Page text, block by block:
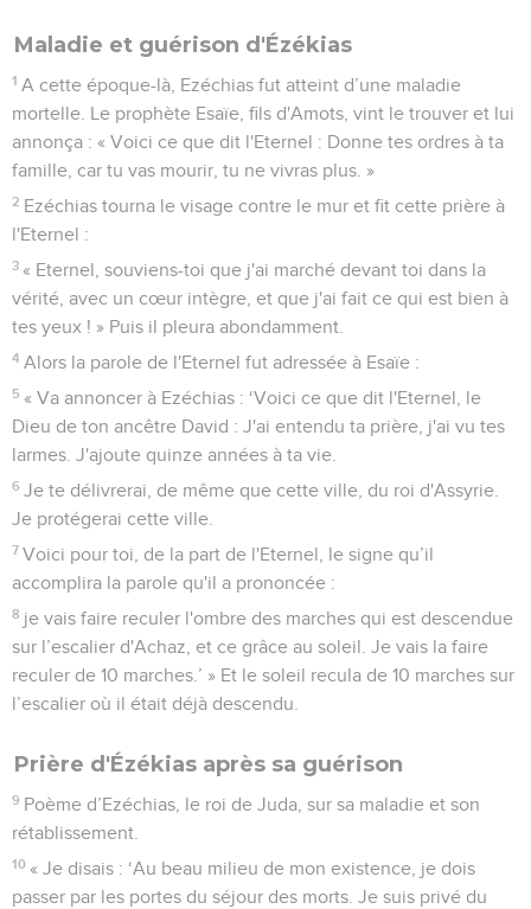
Maladie et guérison d'Ézékias
1 A cette époque-là, Ezéchias fut atteint d’une maladie
mortelle. Le prophète Esaïe, fils d'Amots, vint le trouver et lui
annonça : « Voici ce que dit l'Eternel : Donne tes ordres à ta
famille, car tu vas mourir, tu ne vivras plus. »
2 Ezéchias tourna le visage contre le mur et fit cette prière à
l'Eternel :
3 « Eternel, souviens-toi que j'ai marché devant toi dans la
vérité, avec un cœur intègre, et que j'ai fait ce qui est bien à
tes yeux ! » Puis il pleura abondamment.
4 Alors la parole de l'Eternel fut adressée à Esaïe :
5 « Va annoncer à Ezéchias : ‘Voici ce que dit l'Eternel, le
Dieu de ton ancêtre David : J'ai entendu ta prière, j'ai vu tes
larmes. J'ajoute quinze années à ta vie.
6 Je te délivrerai, de même que cette ville, du roi d'Assyrie.
Je protégerai cette ville.
7 Voici pour toi, de la part de l'Eternel, le signe qu’il
accomplira la parole qu'il a prononcée :
8 je vais faire reculer l'ombre des marches qui est descendue
sur l’escalier d'Achaz, et ce grâce au soleil. Je vais la faire
reculer de 10 marches.’ » Et le soleil recula de 10 marches sur
l’escalier où il était déjà descendu.
Prière d'Ézékias après sa guérison
9 Poème d’Ezéchias, le roi de Juda, sur sa maladie et son
rétablissement.
10 « Je disais : ‘Au beau milieu de mon existence, je dois
passer par les portes du séjour des morts. Je suis privé du